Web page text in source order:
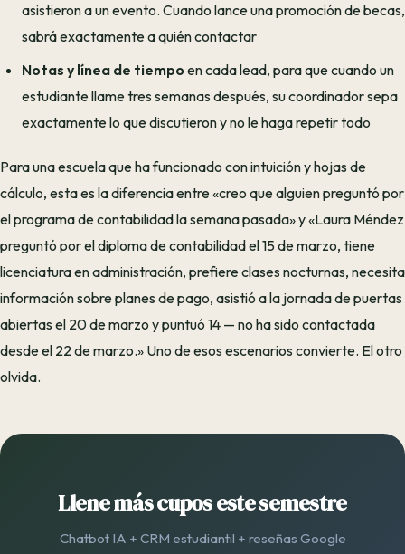
asistieron a un evento. Cuando lance una promoción de becas,
sabrá exactamente a quién contactar
Notas y línea de tiempo en cada lead, para que cuando un
estudiante llame tres semanas después, su coordinador sepa
exactamente lo que discutieron y no le haga repetir todo
Para una escuela que ha funcionado con intuición y hojas de
cálculo, esta es la diferencia entre «creo que alguien preguntó por
el programa de contabilidad la semana pasada» y «Laura Méndez
preguntó por el diploma de contabilidad el 15 de marzo, tiene
licenciatura en administración, prefiere clases nocturnas, necesita
información sobre planes de pago, asistió a la jornada de puertas
abiertas el 20 de marzo y puntuó 14 — no ha sido contactada
desde el 22 de marzo.» Uno de esos escenarios convierte. El otro
olvida.
Llene más cupos este semestre
Chatbot IA + CRM estudiantil + reseñas Google